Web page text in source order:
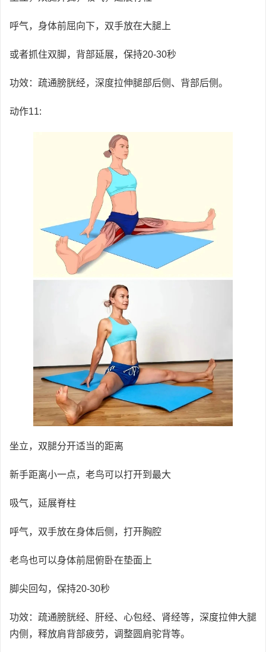
呼气，身体前屈向下，双手放在大腿上
或者抓住双脚，背部延展，保持20-30秒
功效：疏通膀胱经，深度拉伸腿部后侧、背部后侧。
动作11:
坐立，双腿分开适当的距离
新手距离小一点，老鸟可以打开到最大
吸气，延展脊柱
呼气，双手放在身体后侧，打开胸腔
老鸟也可以身体前屈俯卧在垫面上
脚尖回勾，保持20-30秒
功效：疏通膀胱经、肝经、心包经、肾经等，深度拉伸大腿
内侧，释放肩背部疲劳，调整圆肩驼背等。